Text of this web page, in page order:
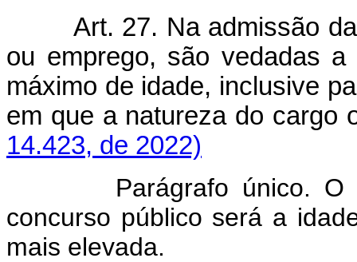
Art. 27. Na admissão
ou emprego, são vedadas
máximo de idade, inclusive
em que a natureza do cargo
14.423, de 2022)
Parágrafo único. O
concurso público será a
mais elevada.